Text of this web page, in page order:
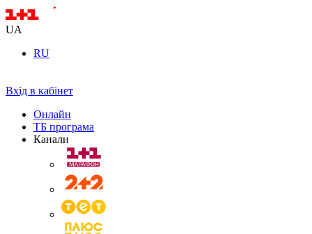
UA
RU
Вхід в кабінет
Онлайн
ТБ програма
Канали